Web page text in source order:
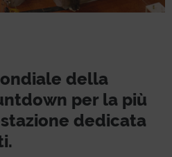
della
per la più
dedicata